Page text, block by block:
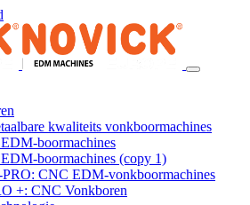
kwaliteits vonkboormachines
boormachines
boormachines (copy 1)
CNC EDM-vonkboormachines
+: CNC Vonkboren